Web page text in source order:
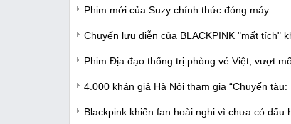
Phim mới của Suzy chính thức đóng máy
Chuyến lưu diễn của BLACKPINK "mất tích"
Phim Địa đạo thống trị phòng vé Việt, vượt
4.000 khán giả Hà Nội tham gia “Chuyến
Blackpink khiến fan hoài nghi vì chưa có dấu